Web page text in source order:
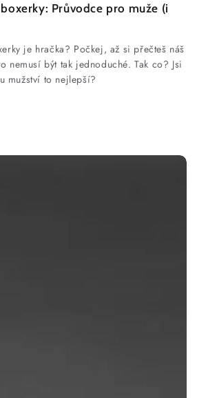
Průvodce pro muže (i
je hračka? Počkej, až si přečteš náš
nemusí být tak jednoduché. Tak co? Jsi
mužství to nejlepší?